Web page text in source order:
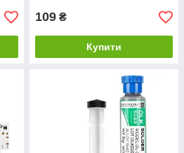
109 ₴
Купити